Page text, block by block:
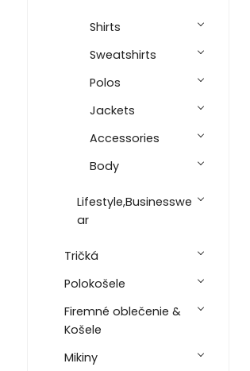
Shirts
Sweatshirts
Polos
Jackets
Accessories
Body
Lifestyle,Businesswe
ar
Tričká
Polokošele
Firemné oblečenie &
Košele
Mikiny